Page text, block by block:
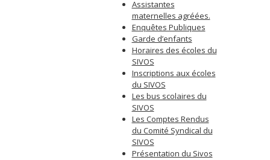
Assistantes
maternelles agréées.
Enquêtes Publiques
Garde d’enfants
Horaires des écoles du
SIVOS
Inscriptions aux écoles
du SIVOS
Les bus scolaires du
SIVOS
Les Comptes Rendus
du Comité Syndical du
SIVOS
Présentation du Sivos